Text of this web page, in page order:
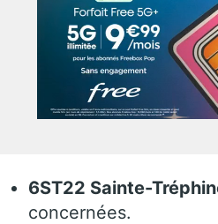
6ST22 Sainte-
concernées.